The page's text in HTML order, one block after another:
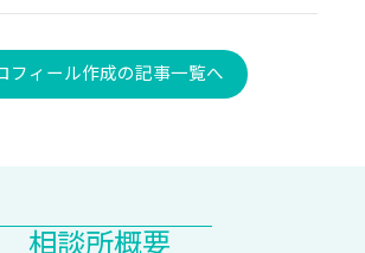
フィール作成の記事一覧へ